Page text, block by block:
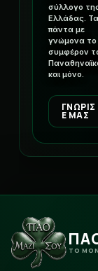
σύλλογο
Ελλάδας. Τα
πάντα με
γνώμονα το
συμφέρον
και μόνο.
ΓΝΩΡΙΣ
Ε ΜΑΣ
ΤΟ